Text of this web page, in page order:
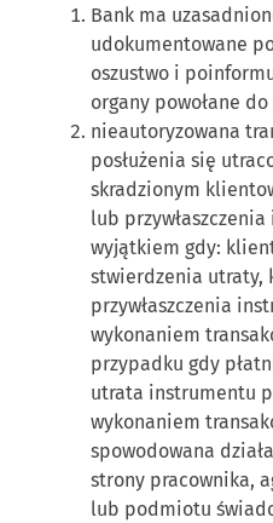
Bank ma
udokumentowane
oszustwo i
organy powołane
nieautoryzowana
posłużenia się
skradzionym
lub
wyjątkiem gdy:
stwierdzenia utraty,
przywłaszczenia
wykonaniem
przypadku gdy
utrata instrumentu
wykonaniem
spowodowana
strony pracownika,
lub podmiotu